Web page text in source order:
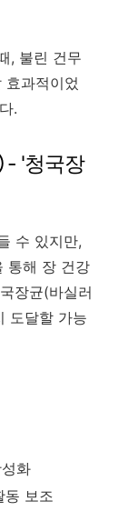
, 불린 건무
과적이었
.
'청국장
수 있지만,
통해 장 건강
장균(바실러
도달할 가능
화
보조